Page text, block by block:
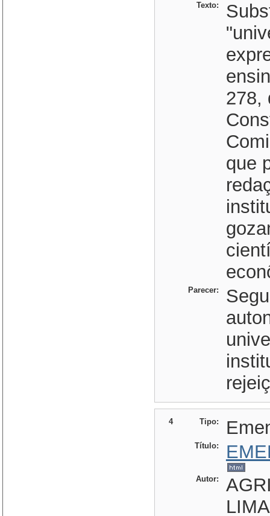
Texto:
278,
que
Parecer:
4 Tipo:
Título:
Autor: